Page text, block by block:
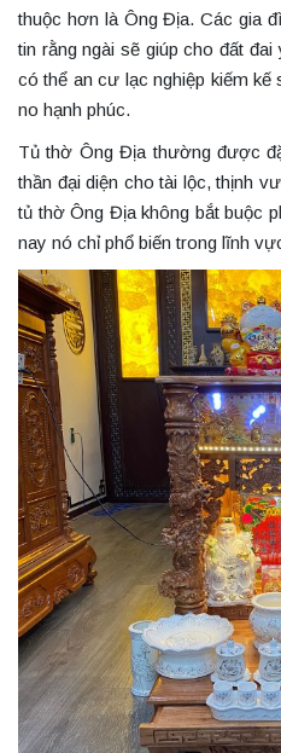
thuộc hơn là Ông Địa. Các gia
tin rằng ngài sẽ giúp cho đất
có thể an cư lạc nghiệp kiếm kế
no hạnh phúc.
Tủ thờ Ông Địa thường được
thần đại diện cho tài lộc, thịnh
tủ thờ Ông Địa không bắt buộc
nay nó chỉ phổ biến trong lĩnh